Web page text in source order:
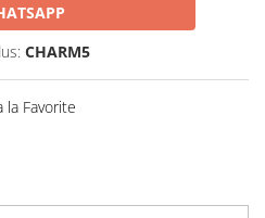
CHARM5
la Favorite